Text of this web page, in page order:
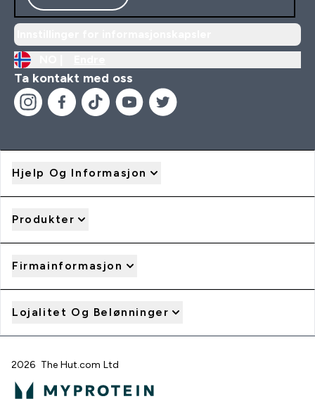
Ta kontakt med oss
Hjelp Og Informasjon
Produkter
Firmainformasjon
Lojalitet Og Belønninger
2026 The Hut.com Ltd